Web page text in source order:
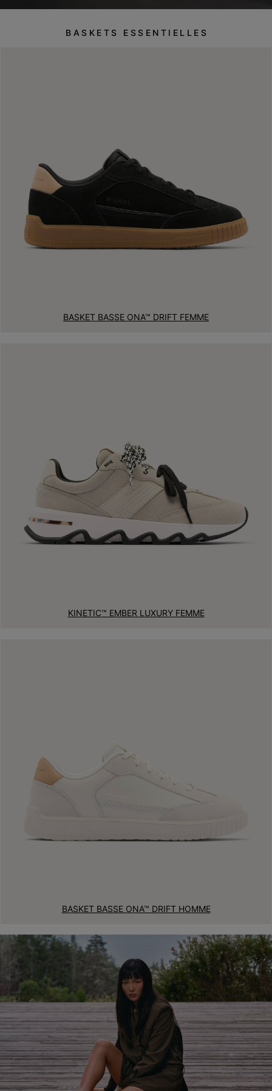
BASKETS ESSENTIELLES
BASKET BASSE ONA™ DRIFT FEMME
KINETIC™ EMBER LUXURY FEMME
BASKET BASSE ONA™ DRIFT HOMME